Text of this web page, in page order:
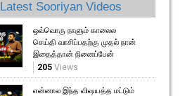
Latest Sooriyan Videos
ஒவ்வொரு நாளும் காலைல
செய்தி வாசிப்பதற்கு முதல் நான்
இதைத்தான் நினைப்பேன்
205 Views
என்னால இந்த விஷயத்த மட்டும்